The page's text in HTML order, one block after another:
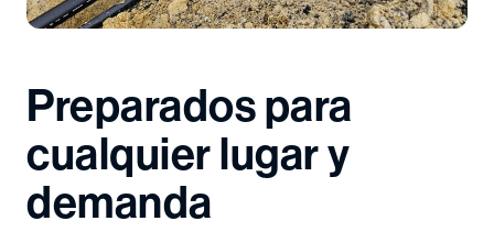
Preparados para
cualquier lugar y
demanda